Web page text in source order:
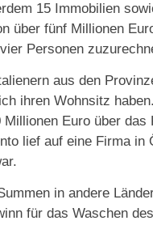
15 Immobilien
über fünf Millionen
Personen
aus den
ihren Wohnsitz
Euro über
lief auf eine Firma in
in andere
für das Waschen